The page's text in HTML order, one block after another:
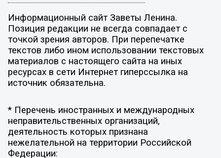
Информационный сайт Заветы Ленина.
Позиция редакции не всегда совпадает с
точкой зрения авторов. При перепечатке
текстов либо ином использовании текстовых
материалов с настоящего сайта на иных
ресурсах в сети Интернет гиперссылка на
источник обязательна.
* Перечень иностранных и международных
неправительственных организаций,
деятельность которых признана
нежелательной на территории Российской
Федерации: